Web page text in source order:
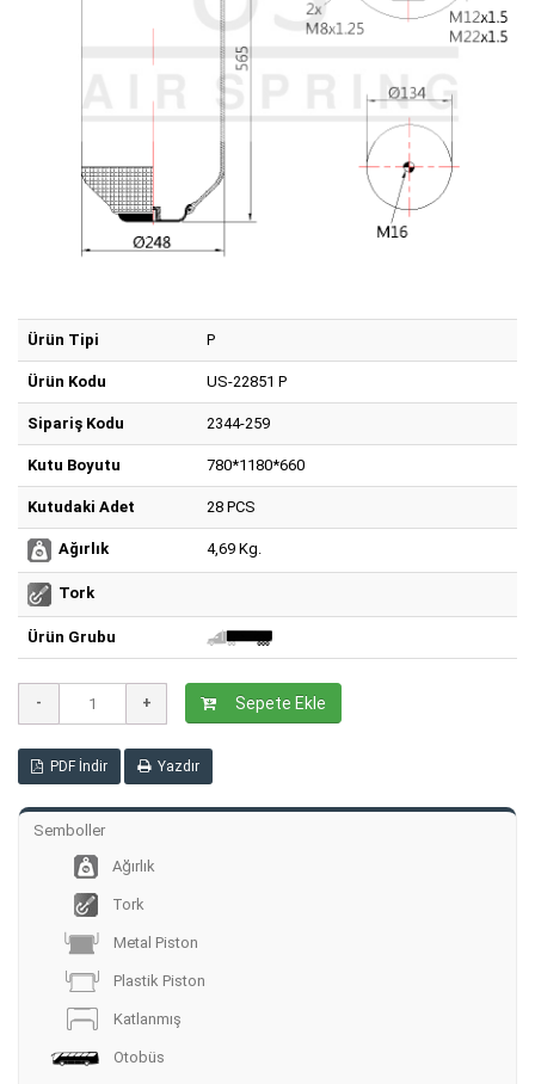
Ürün Tipi P
Ürün Kodu US-22851 P
Sipariş Kodu 2344-259
Kutu Boyutu 780*1180*660
Kutudaki Adet 28 PCS
Ağırlık 4,69 Kg.
Tork
Ürün Grubu
Sepete Ekle
PDF İndir Yazdır
Semboller
Ağırlık
Tork
Metal Piston
Plastik Piston
Katlanmış
Otobüs